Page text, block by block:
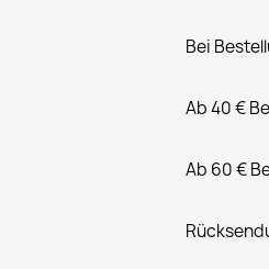
Bei
Ab 40 €
Ab 60 €